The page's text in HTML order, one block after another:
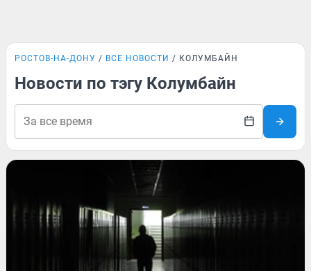
РОСТОВ-НА-ДОНУ ВСЕ НОВОСТИ КОЛУМБАЙН
Новости по тэгу Колумбайн